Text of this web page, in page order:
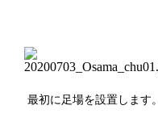
最初に足場を設置します。